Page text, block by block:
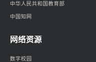
中华人民共和国教育部
中国知网
网络资源
数字校园